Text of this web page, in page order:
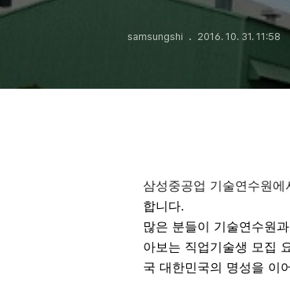
samsungshi 2016. 10. 31. 11:58
삼성중공업 기술연수원에
합니다.
많은 분들이 기술연수원
아보는 직업기술생 모집
국 대한민국의 명성을 이